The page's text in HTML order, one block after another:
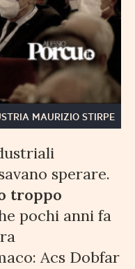
MAURIZIO STIRPE
sperare.
troppo
pochi anni fa
Acs Dobfar